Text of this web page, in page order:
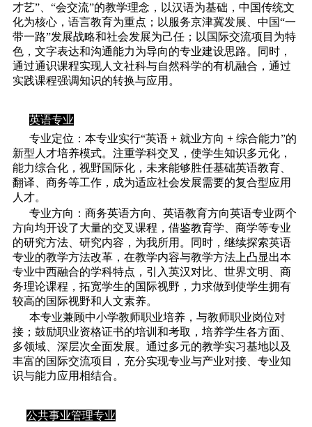
才艺”、“会交流”的教学理念，以汉语为基础，中国传统文
化为核心，语言教育为重点；以服务京津冀发展、中国“一
带一路”发展战略和社会发展为己任；以国际交流项目为特
色，文字表达和沟通能力为导向的专业建设思路。同时，
通过通识课程实现人文社科与自然科学的有机融合，通过
实践课程强调知识的转换与应用。
英语专业
专业定位：本专业实行“英语 + 就业方向 + 综合能力”的
新型人才培养模式。注重学科交叉，使学生知识多元化，
能力综合化，视野国际化，未来能够胜任基础英语教育、
翻译、商务等工作，成为适应社会发展需要的复合型应用
人才。
专业方向：商务英语方向、英语教育方向英语专业两个
方向均开设了大量的交叉课程，借鉴教育学、商学等专业
的研究方法、研究内容，为我所用。同时，继续探索英语
专业的教学方法改革，在教学内容与教学方法上凸显出本
专业中西融合的学科特点，引入英汉对比、世界文明、商
务理论课程，拓宽学生的国际视野，力求做到使学生拥有
较高的国际视野和人文素养。
本专业兼顾中小学教师职业培养，与教师职业岗位对
接；鼓励职业资格证书的培训和考取，培养学生各方面、
多领域、深层次全面发展。通过多元的教学实习基地以及
丰富的国际交流项目，充分实现专业与产业对接、专业知
识与能力应用相结合。
公共事业管理专业